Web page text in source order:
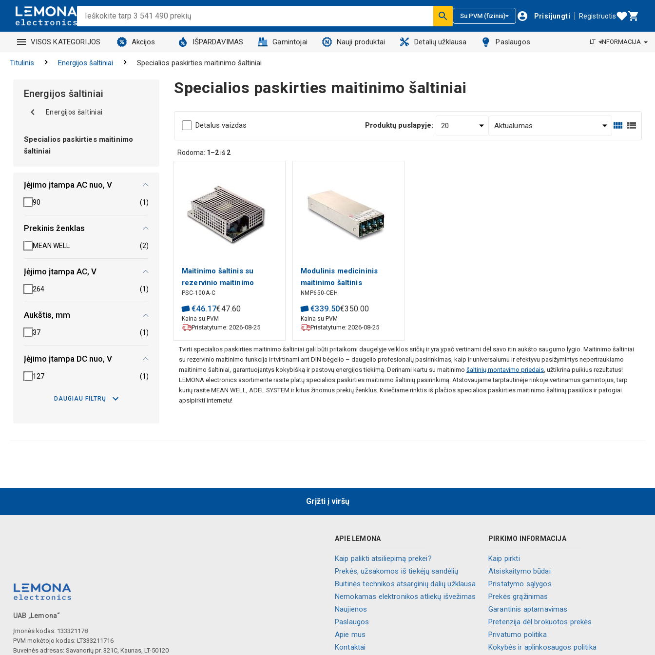
Su PVM (fizinis) Prisijungti Registruotis
VISOS KATEGORIJOS Akcijos IŠPARDAVIMAS Gamintojai Nauji produktai Detalių užklausa Paslaugos LT INFORMACIJA
Titulinis Energijos šaltiniai Specialios paskirties maitinimo šaltiniai
Specialios paskirties maitinimo šaltiniai
Detalus vaizdas Produktų puslapyje:
Rodoma: 1–2iš 2
Maitinimo šaltinis su
rezervinio maitinimo
funkcija 13.8V 4.75A,
įkrovimui 13.8V 2.5A
uždaras MEAN WELL
PSC-100A-C
€46.17€47.60
Kaina su PVM
Pristatytume: 2026-08-25
Modulinis medicininis
maitinimo šaltinis
NMP650-CEH
€339.50€350.00
Kaina su PVM
Pristatytume: 2026-08-25
Tvirti specialios paskirties maitinimo šaltiniai gali būti pritaikomi daugelyje veiklos sričių ir yra ypač vertinami dėl savo itin aukšto saugumo lygio. Maitinimo šaltiniai
su rezervinio maitinimo funkcija ir tvirtinami ant DIN bėgelio – daugelio profesionalų pasirinkimas, kaip ir universalumu ir efektyvu pasižymintys nepertraukiamo
maitinimo šaltiniai, garantuojantys kokybišką ir pastovų energijos tiekimą. Derinami kartu su maitinimo šaltinių montavimo priedais , užtikrina puikius rezultatus!
LEMONA electronics asortimente rasite platų specialios paskirties maitinimo šaltinių pasirinkimą. Atstovaujame tarptautinėje rinkoje vertinamus gamintojus, tarp
kurių rasite MEAN WELL, ADEL SYSTEM ir kitus žinomus prekių ženklus. Kviečiame rinktis iš plačios specialios paskirties maitinimo šaltinių pasiūlos ir patogiai
apsipirkti internetu!
Energijos šaltiniai
Energijos šaltiniai
Specialios paskirties maitinimo
šaltiniai
Įėjimo įtampa AC nuo, V
90 (1)
Prekinis ženklas
MEAN WELL (2)
Įėjimo įtampa AC, V
264 (1)
Aukštis, mm
37 (1)
Įėjimo įtampa DC nuo, V
127 (1)
DAUGIAU FILTRŲ
Grįžti į viršų
UAB „Lemona“
Įmonės kodas: 133321178
PVM mokėtojo kodas: LT333211716
Buveinės adresas: Savanorių pr. 321C, Kaunas, LT-50120
APIE LEMONA
Kaip palikti atsiliepimą prekei?
Prekės, užsakomos iš tiekėjų sandėlių
Buitinės technikos atsarginių dalių užklausa
Nemokamas elektronikos atliekų išvežimas
Naujienos
Paslaugos
Apie mus
Kontaktai
PIRKIMO INFORMACIJA
Kaip pirkti
Atsiskaitymo būdai
Pristatymo sąlygos
Prekės grąžinimas
Garantinis aptarnavimas
Pretenzija dėl brokuotos prekės
Privatumo politika
Kokybės ir aplinkosaugos politika